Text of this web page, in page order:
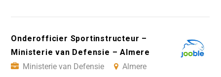
Onderofficier Sportinstructeur –
Ministerie van Defensie – Almere
Ministerie van Defensie
Almere